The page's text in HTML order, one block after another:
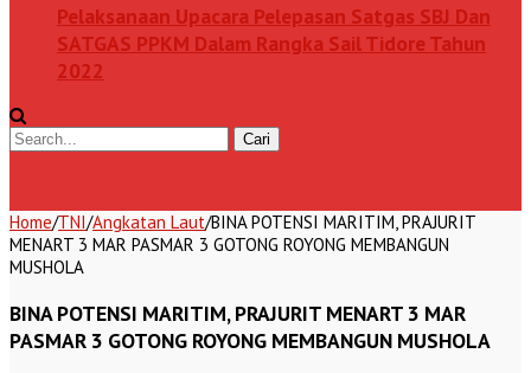
Pelaksanaan Upacara Pelepasan Satgas SBJ Dan
SATGAS PPKM Dalam Rangka Sail Tidore Tahun
2022
Home/TNI/Angkatan Laut/BINA POTENSI MARITIM, PRAJURIT
MENART 3 MAR PASMAR 3 GOTONG ROYONG MEMBANGUN
MUSHOLA
BINA POTENSI MARITIM, PRAJURIT MENART 3 MAR
PASMAR 3 GOTONG ROYONG MEMBANGUN MUSHOLA